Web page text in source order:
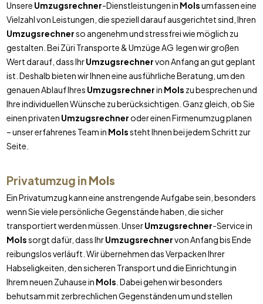
Unsere Umzugsrechner-Dienstleistungen in Molsumfassen eine
Vielzahl von Leistungen, die speziell darauf ausgerichtet sind, Ihren
Umzugsrechnerso angenehm und stressfrei wie möglich zu
gestalten. Bei Züri Transporte & Umzüge AG legen wir großen
Wert darauf, dass IhrUmzugsrechnervon Anfang an gut geplant
ist. Deshalb bieten wir Ihnen eine ausführliche Beratung, um den
genauen Ablauf Ihres Umzugsrechnerin Mols zu besprechen und
Ihre individuellen Wünsche zu berücksichtigen. Ganz gleich, ob Sie
einen privaten Umzugsrechneroder einen Firmenumzug planen
– unser erfahrenes Team in Molssteht Ihnen bei jedem Schritt zur
Seite.
Privatumzug in Mols
Ein Privatumzug kann eine anstrengende Aufgabe sein, besonders
wenn Sie viele persönliche Gegenstände haben, die sicher
transportiert werden müssen. UnserUmzugsrechner-Service in
Molssorgt dafür, dass IhrUmzugsrechnervon Anfang bis Ende
reibungslos verläuft. Wir übernehmen das Verpacken Ihrer
Habseligkeiten, den sicheren Transport und die Einrichtung in
Ihrem neuen Zuhause in Mols . Dabei gehen wir besonders
behutsam mit zerbrechlichen Gegenständen um und stellen